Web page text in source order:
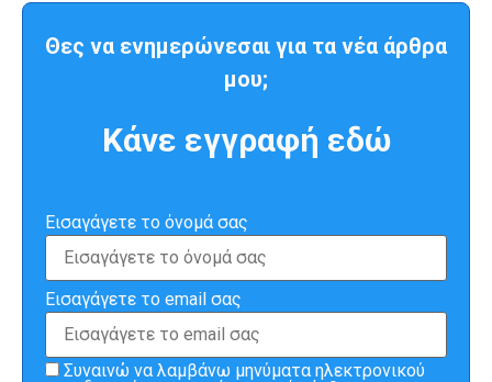
Θες να ενημερώνεσαι για τα νέα άρθρα
μου;
Κάνε εγγραφή εδώ
Εισαγάγετε το όνομά σας
Εισαγάγετε το email σας
Συναινώ να λαμβάνω μηνύματα ηλεκτρονικού